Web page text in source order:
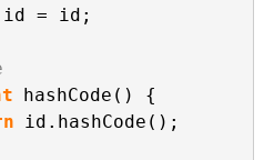
= id;
hashCode()
id.hashCode();